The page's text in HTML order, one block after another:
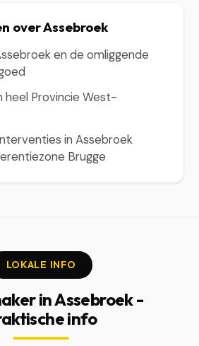
over Assebroek
en de omliggende
heel Provincie West-
in Assebroek
Brugge
LOKALE INFO
in Assebroek -
info